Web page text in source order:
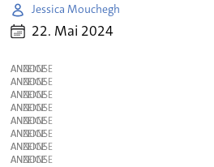
Jessica Mouchegh
22. Mai 2024
ANZEIGE
ANZEIGE
ANZEIGE
ANZEIGE
ANZEIGE
ANZEIGE
ANZEIGE
ANZEIGE